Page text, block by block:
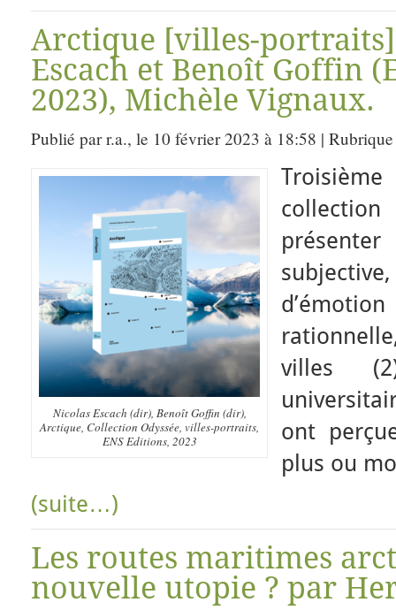
Arctique [villes-
Escach et Benoît Goffin
2023), Michèle Vignaux.
Publié par r.a., le 10 février 2023 à 18:58 |
Nicolas Escach (dir), Benoît Goffin (dir),
Arctique, Collection Odyssée, villes-portraits,
ENS Editions, 2023
villes
ont
plus ou
(suite…)
Les routes maritimes
nouvelle utopie ? par